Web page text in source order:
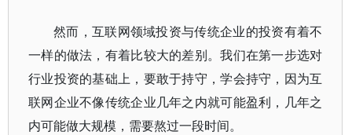
然而，互联网领域投资与传统企业的投资有着不
一样的做法，有着比较大的差别。我们在第一步选对
行业投资的基础上，要敢于持守，学会持守，因为互
联网企业不像传统企业几年之内就可能盈利，几年之
内可能做大规模，需要熬过一段时间。